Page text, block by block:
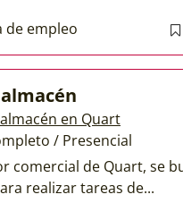
de empleo
en Quart
/ Presencial
comercial de Quart, se
realizar tareas de...